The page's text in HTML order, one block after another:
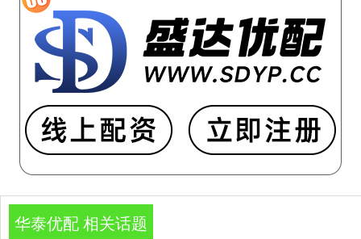
华泰优配 相关话题